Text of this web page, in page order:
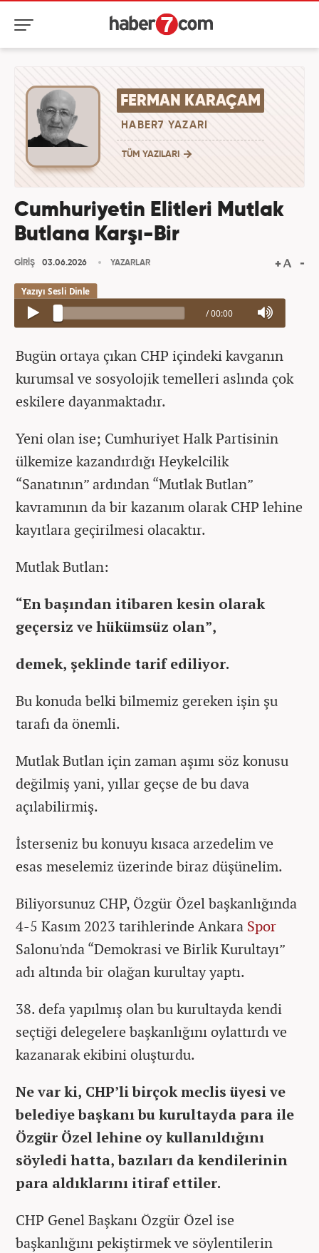
FERMAN KARAÇAM
HABER7 YAZARI
TÜM YAZILARI
Cumhuriyetin Elitleri Mutlak
Butlana Karşı-Bir
GİRİŞ 03.06.2026 YAZARLAR
/ 00:00
Bugün ortaya çıkan CHP içindeki kavganın
kurumsal ve sosyolojik temelleri aslında çok
eskilere dayanmaktadır.
Yeni olan ise; Cumhuriyet Halk Partisinin
ülkemize kazandırdığı Heykelcilik
“Sanatının” ardından “Mutlak Butlan”
kavramının da bir kazanım olarak CHP lehine
kayıtlara geçirilmesi olacaktır.
Mutlak Butlan:
“En başından itibaren kesin olarak
geçersiz ve hükümsüz olan”,
demek, şeklinde tarif ediliyor.
Bu konuda belki bilmemiz gereken işin şu
tarafı da önemli.
Mutlak Butlan için zaman aşımı söz konusu
değilmiş yani, yıllar geçse de bu dava
açılabilirmiş.
İsterseniz bu konuyu kısaca arzedelim ve
esas meselemiz üzerinde biraz düşünelim.
Biliyorsunuz CHP, Özgür Özel başkanlığında
4-5 Kasım 2023 tarihlerinde Ankara Spor
Salonu'nda “Demokrasi ve Birlik Kurultayı”
adı altında bir olağan kurultay yaptı.
38. defa yapılmış olan bu kurultayda kendi
seçtiği delegelere başkanlığını oylattırdı ve
kazanarak ekibini oluşturdu.
Ne var ki, CHP’li birçok meclis üyesi ve
belediye başkanı bu kurultayda para ile
Özgür Özel lehine oy kullanıldığını
söyledi hatta, bazıları da kendilerinin
para aldıklarını itiraf ettiler.
CHP Genel Başkanı Özgür Özel ise
başkanlığını pekiştirmek ve söylentilerin